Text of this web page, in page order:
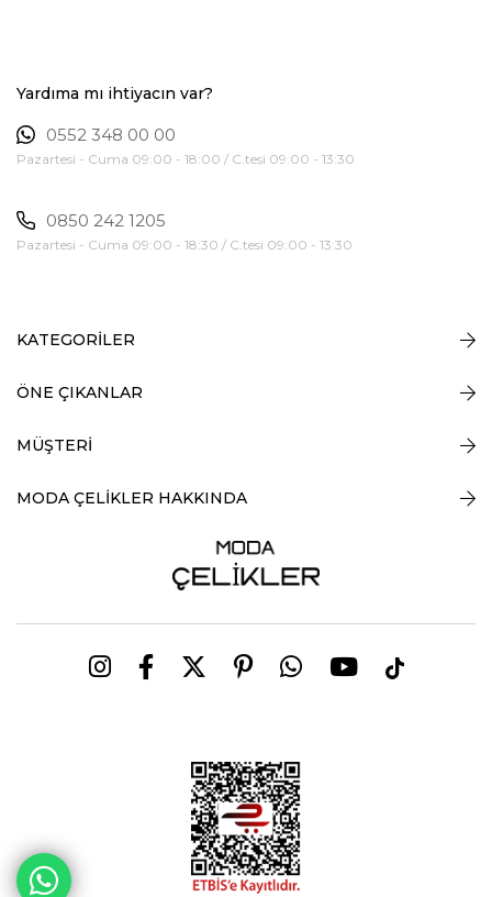
Yardıma mı ihtiyacın var?
0552 348 00 00
Pazartesi - Cuma 09:00 - 18:00 / C.tesi 09:00 - 13:30
0850 242 1205
Pazartesi - Cuma 09:00 - 18:30 / C.tesi 09:00 - 13:30
KATEGORİLER
ÖNE ÇIKANLAR
MÜŞTERİ
MODA ÇELİKLER HAKKINDA